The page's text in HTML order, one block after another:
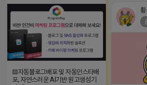
▤자동블로그배포 및 자동인스타배
포, 자연스러운 AI기반 원고생성기